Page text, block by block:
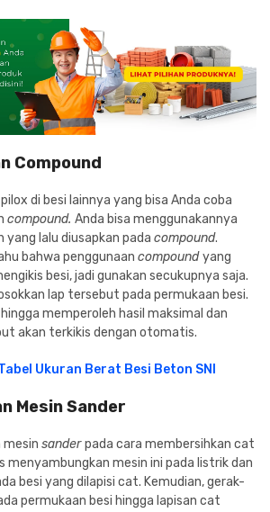
Compound
di besi lainnya yang bisa Anda coba
compound. Anda bisa menggunakannya
yang lalu diusapkan pada compound.
bahwa penggunaan compoundyang
besi, jadi gunakan secukupnya saja.
lap tersebut pada permukaan besi.
memperoleh hasil maksimal dan
akan terkikis dengan otomatis.
Ukuran Berat Besi Beton SNI
Mesin Sander
mesin sanderpada cara membersihkan cat
menyambungkan mesin ini pada listrik dan
besi yang dilapisi cat. Kemudian, gerak-
permukaan besi hingga lapisan cat